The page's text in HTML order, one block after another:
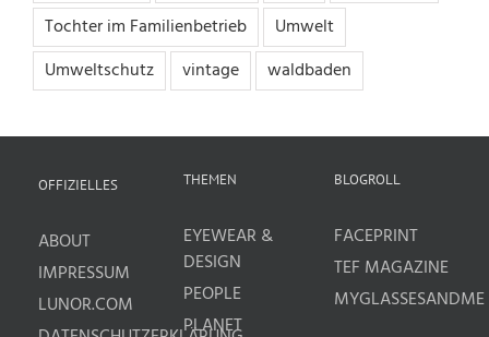
Tochter im Familienbetrieb
Umwelt
Umweltschutz
vintage waldbaden
OFFIZIELLES
ABOUT
IMPRESSUM
LUNOR.COM
THEMEN
EYEWEAR &
DESIGN
PEOPLE
PLANET
BLOGROLL
FACEPRINT
TEF MAGAZINE
MYGLASSESANDME